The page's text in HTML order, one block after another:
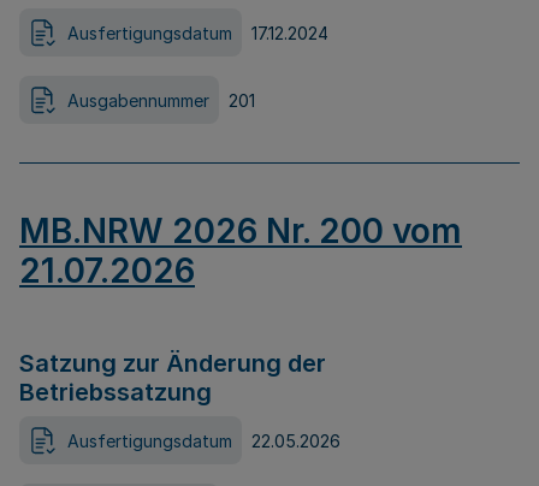
Ausfertigungsdatum 17.12.2024
Ausgabennummer 201
MB.NRW 2026 Nr. 200 vom
21.07.2026
Satzung zur Änderung der
Betriebssatzung
Ausfertigungsdatum 22.05.2026